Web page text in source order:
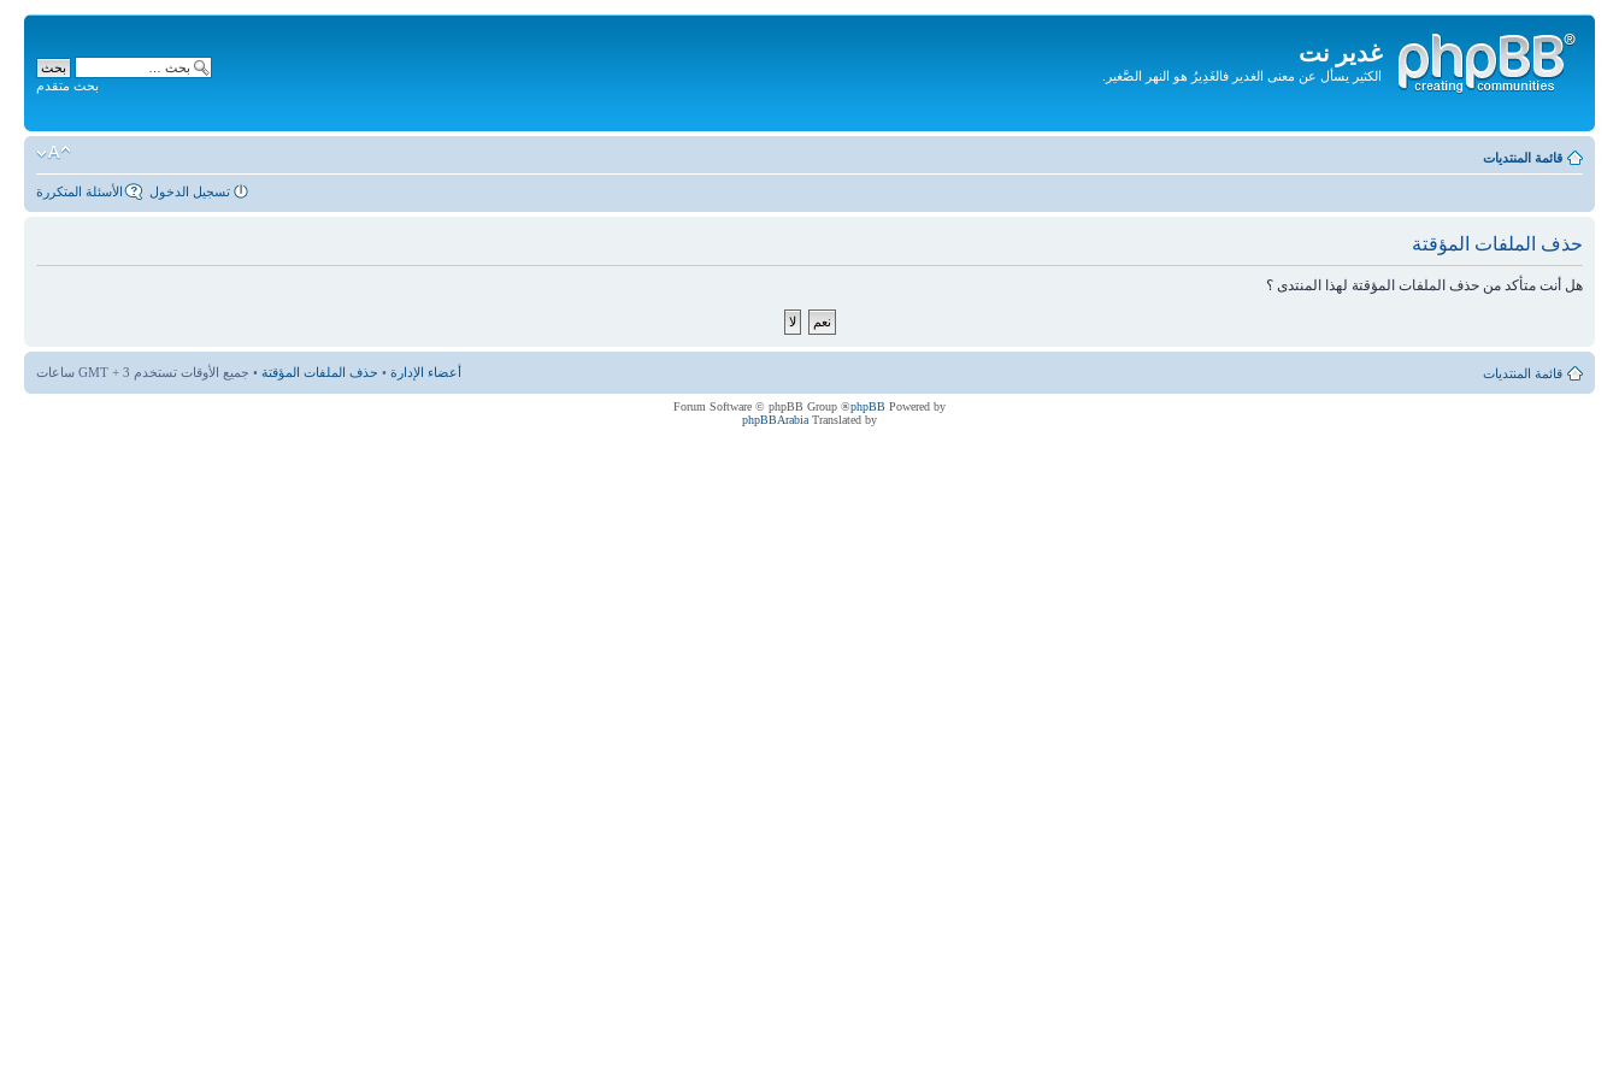
غدير نت
الكثير يسأل عن معنى الغدير فالغَدِيرُ هو النهر الصَّغير.
المحتويات
بحث متقدم
قائمة المنتديات
الأسئلة المتكررة تسجيل الدخول
حذف الملفات المؤقتة
هل أنت متأكد من حذف الملفات المؤقتة لهذا المنتدى ؟
قائمة المنتديات أعضاء الإدارة • حذف الملفات المؤقتة • جميع الأوقات تستخدم GMT + 3 ساعات
Powered by
phpBB
® Forum Software © phpBB Group
Translated by
phpBBArabia